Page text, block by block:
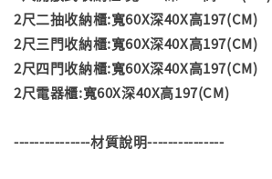
2尺二抽收納櫃:寬60X深40X高197(CM)
2尺三門收納櫃:寬60X深40X高197(CM)
2尺四門收納櫃:寬60X深40X高197(CM)
2尺電器櫃:寬60X深40X高197(CM)
---------------材質說明---------------